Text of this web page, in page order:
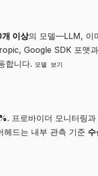
이상의 모델—LLM, 이
Google SDK 포맷
합니다. 모델 보기
. 프로바이더 모니터링
헤드는 내부 관측 기준